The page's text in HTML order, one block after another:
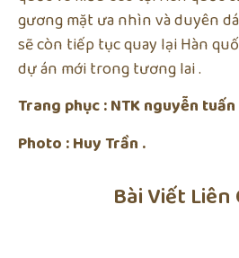
gương mặt ưa nhìn và duyên
sẽ còn tiếp tục quay lại Hàn
dự án mới trong tương lai .
Trang phục : NTK nguyễn tuấn
Photo : Huy Trần .
Bài Viết Liên